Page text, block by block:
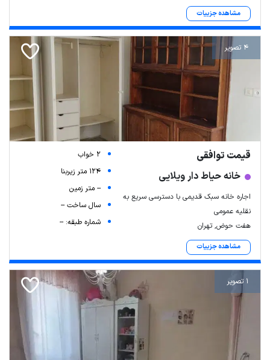
مشاهده جزییات
4 تصویر
قیمت توافقی
خانه حیاط دار ویلایی
اجاره خانه سبک قدیمی با دسترسی سریع به
نقلیه عمومی
هفت حوض, تهران
مشاهده جزییات
2 خواب
124 متر زیربنا
-- متر زمین
سال ساخت --
شماره طبقه: --
1 تصویر